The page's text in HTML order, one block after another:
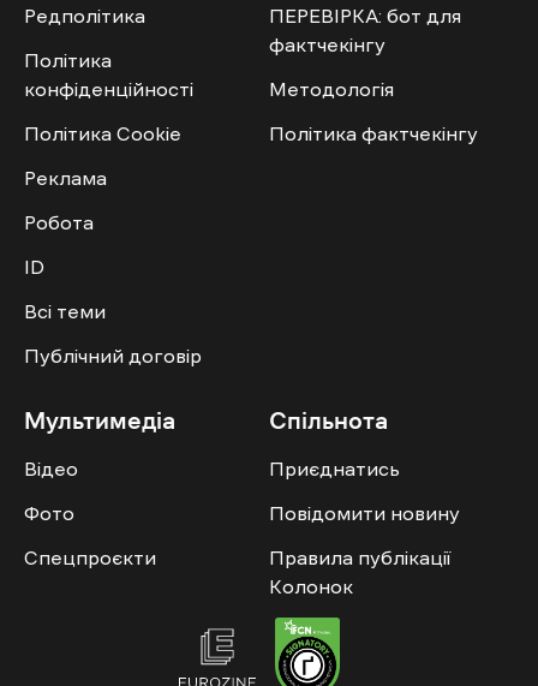
Редполітика
Політика
конфіденційності
Політика Cookie
Реклама
Робота
ID
Всі теми
Публічний договір
ПЕРЕВІРКА: бот для
фактчекінгу
Методологія
Політика фактчекінгу
Мультимедіа
Відео
Фото
Спецпроєкти
Спільнота
Приєднатись
Повідомити новину
Правила публікації
Колонок